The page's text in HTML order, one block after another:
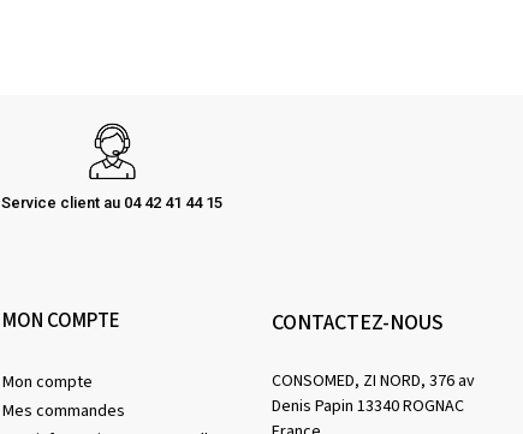
Service client au 04 42 41 44 15
MON COMPTE
Mon compte
Mes commandes
CONTACTEZ-NOUS
CONSOMED, ZI NORD, 376 av
Denis Papin 13340 ROGNAC